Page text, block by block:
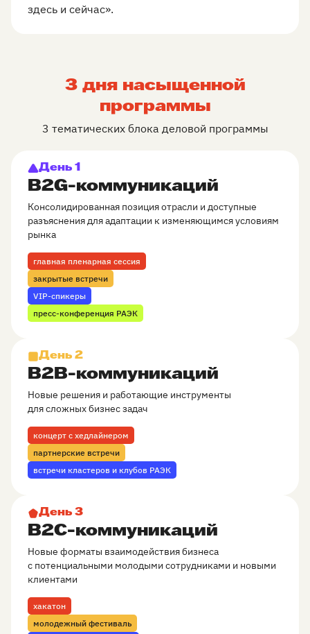
здесь и сейчас».
3 дня насыщенной
программы
3 тематических блока деловой программы
День 1
B2G-коммуникаций
Консолидированная позиция отрасли и доступные
разъяснения для адаптации к изменяющимся условиям
рынка
главная пленарная сессия
закрытые встречи
VIP-спикеры
пресс-конференция РАЭК
День 2
B2B-коммуникаций
Новые решения и работающие инструменты
для сложных бизнес задач
концерт с хедлайнером
партнерские встречи
встречи кластеров и клубов РАЭК
День 3
B2C-коммуникаций
Новые форматы взаимодействия бизнеса
с потенциальными молодыми сотрудниками и новыми
клиентами
хакатон
молодежный фестиваль